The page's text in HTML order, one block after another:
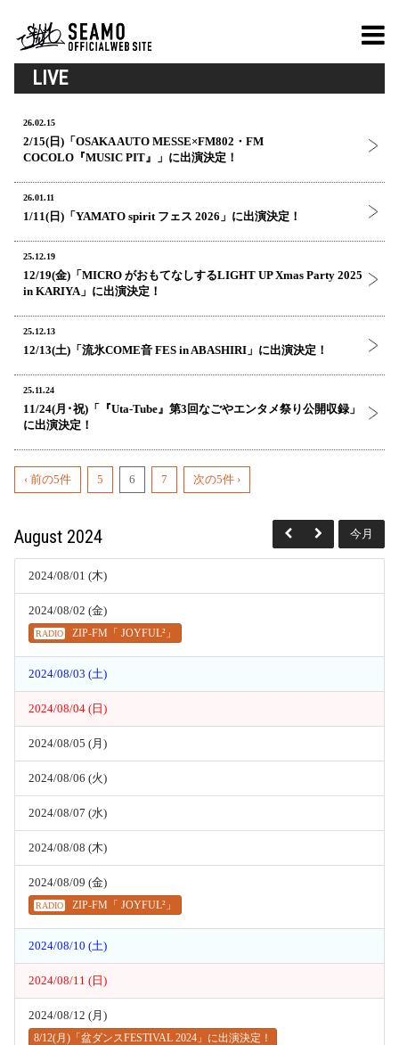
LIVE
26.02.15
2/15(日)「OSAKA AUTO MESSE×FM802・FM
COCOLO『MUSIC PIT』」に出演決定！
26.01.11
1/11(日)「YAMATO spirit フェス 2026」に出演決定！
25.12.19
12/19(金)「MICRO がおもてなしするLIGHT UP Xmas Party 2025
in KARIYA」に出演決定！
25.12.13
12/13(土)「流氷COME音 FES in ABASHIRI」に出演決定！
25.11.24
11/24(月･祝)「『Uta-Tube』第3回なごやエンタメ祭り公開収録」
に出演決定！
‹ 前の5件 5 6 7 次の5件 ›
August 2024 今月
2024/08/01 (木)
2024/08/02 (金)
RADIO ZIP-FM「 JOYFUL²」
2024/08/03 (土)
2024/08/04 (日)
2024/08/05 (月)
2024/08/06 (火)
2024/08/07 (水)
2024/08/08 (木)
2024/08/09 (金)
RADIO ZIP-FM「 JOYFUL²」
2024/08/10 (土)
2024/08/11 (日)
2024/08/12 (月)
8/12(月)「盆ダンスFESTIVAL 2024」に出演決定！